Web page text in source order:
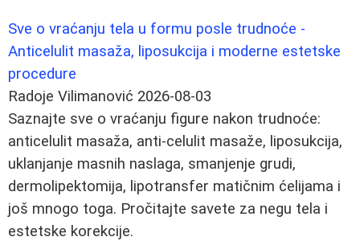
Sve o vraćanju tela u formu posle trudnoće -
Anticelulit masaža, liposukcija i moderne estetske
procedure
Radoje Vilimanović 2026-08-03
Saznajte sve o vraćanju figure nakon trudnoće:
anticelulit masaža, anti-celulit masaže, liposukcija,
uklanjanje masnih naslaga, smanjenje grudi,
dermolipektomija, lipotransfer matičnim ćelijama i
još mnogo toga. Pročitajte savete za negu tela i
estetske korekcije.